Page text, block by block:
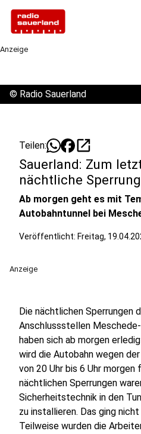
Anzeige
© Radio Sauerland
Teilen: open_in_new
Sauerland: Zum
nächtliche
Ab morgen geht es mit
Autobahntunnel bei
Veröffentlicht: Freitag,
Anzeige
Die nächtlichen Sperrungen
Anschlussstellen
haben sich ab morgen
wird die Autobahn wegen
von 20 Uhr bis 6 Uhr
nächtlichen Sperrungen
Sicherheitstechnik in den
zu installieren. Das ging nicht
Teilweise wurden die